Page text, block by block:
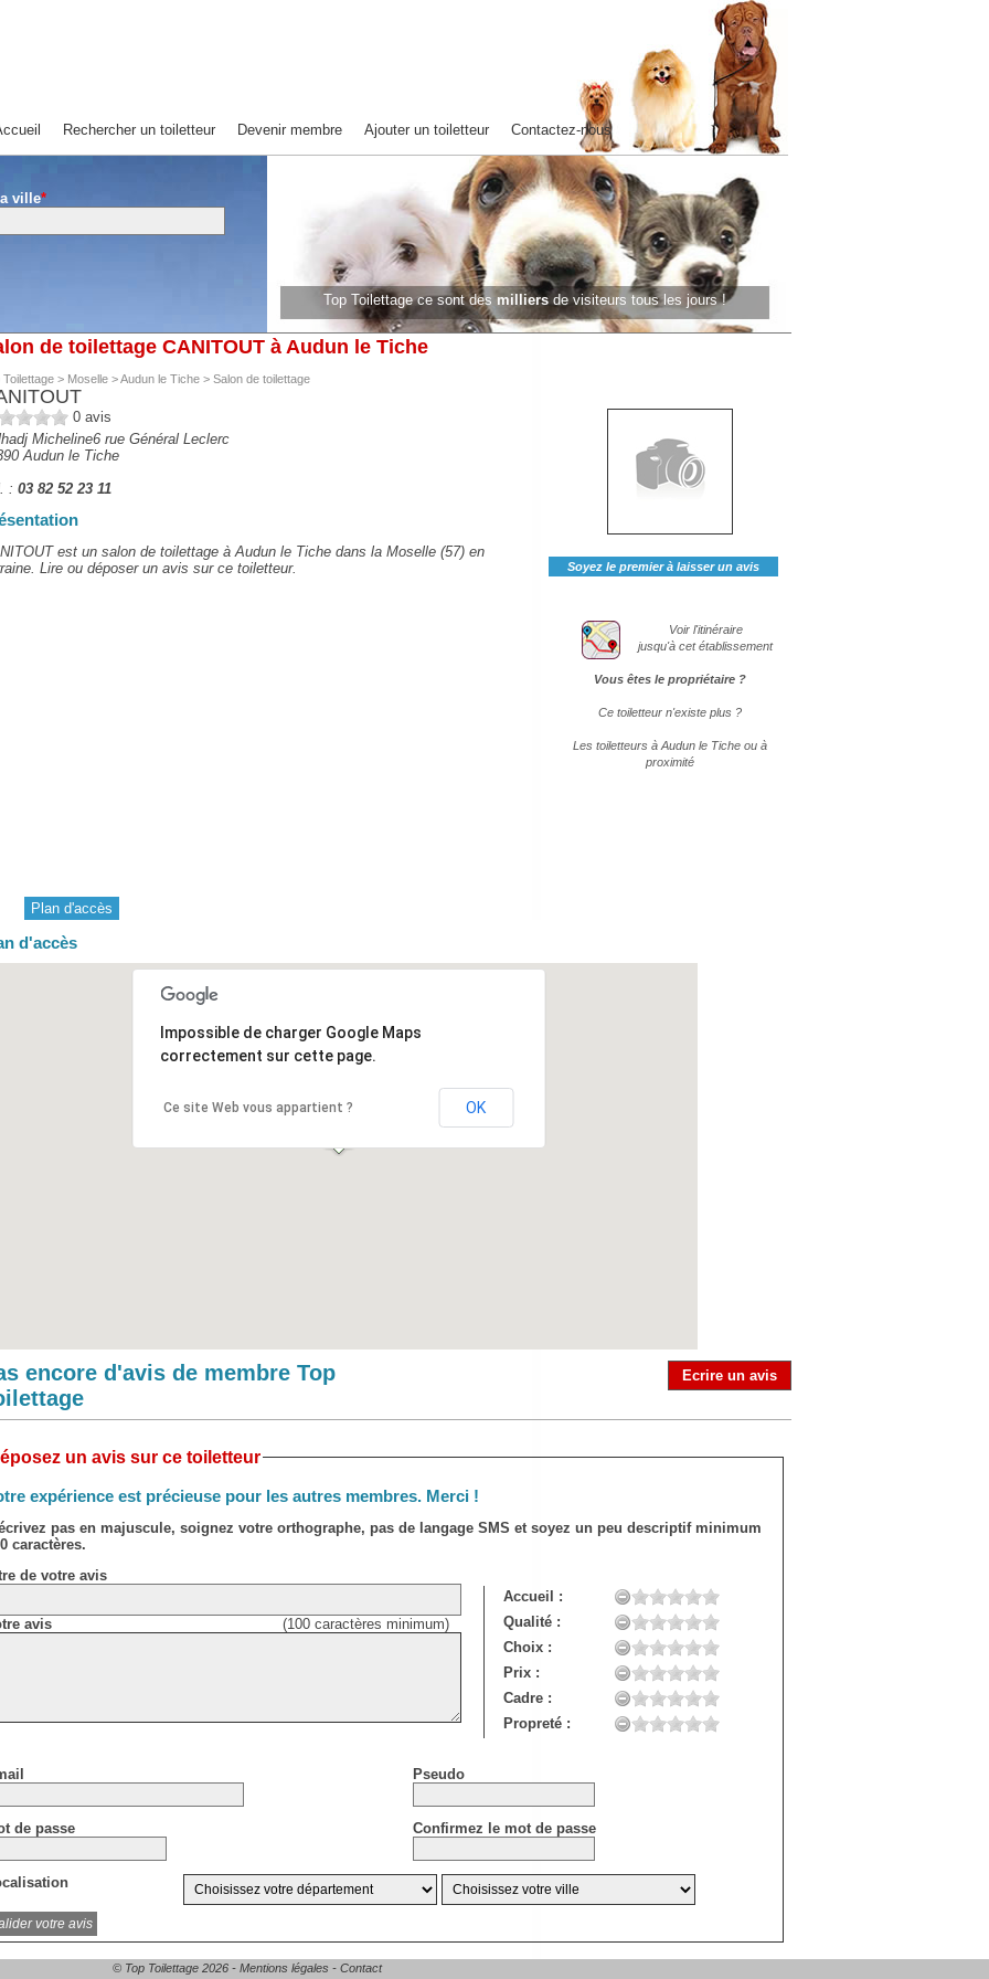
Rechercher un toiletteur Devenir membre Ajouter un toiletteur Contactez-nous
ville*
Top Toilettage ce sont des milliers de visiteurs tous les jours !
de toilettage CANITOUT à Audun le Tiche
Toilettage> Moselle>Audun le Tiche> Salon de toilettage
0avis
Micheline6 rue Général Leclerc
Audun le Tiche
: 03 82 52 23 11
est un salon de toilettage à Audun le Tiche dans la Moselle (57) en
Lire ou déposer un avis sur ce toiletteur.
Soyez le premier à laisser un avis
Voir l'itinéraire
jusqu'à cet établissement
Vous êtes le propriétaire ?
Ce toiletteur n'existe plus ?
Les toiletteurs à Audun le Tiche ou à
proximité
Plan d'accès
d'accès
Impossible de charger Google Maps
correctement sur cette page.
Ce site Web vous appartient ? OK
encore d'avis de membre Top
Ecrire un avis
un avis sur ce toiletteur
expérience est précieuse pour les autres membres. Merci !
pas en majuscule, soignez votre orthographe, pas de langage SMS et soyez un peu descriptif minimum
caractères.
de votre avis
avis (100 caractères minimum)
Accueil :
Qualité :
Choix :
Prix :
Cadre :
Propreté :
Pseudo
de passe Confirmez le mot de passe
© Top Toilettage 2026 - Mentions légales - Contact